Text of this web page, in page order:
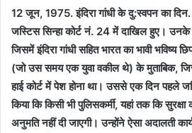
12 जून, 1975. इंदिरा गांधी के दु:स्वपन का
जस्टिस सिन्हा कोर्ट नं. 24 में दाखिल हुए। उनके
जिसमें इंदिरा गांधी सहित भारत का भावी भविष्य
(जो उस समय एक युवा वकील थे) के मुताबिक, जिस
हाई कोर्ट में पेश होना था। उससे एक दिन पहले
किया कि किसी भी पुलिसकर्मी, यहां तक कि
अनुमति नहीं दी जाएगी। उन्होंने ऐसा अदालती